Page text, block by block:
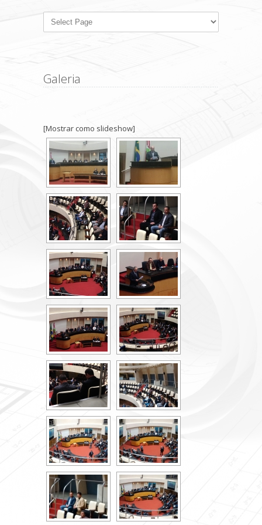
Galeria
[Mostrar como slideshow]